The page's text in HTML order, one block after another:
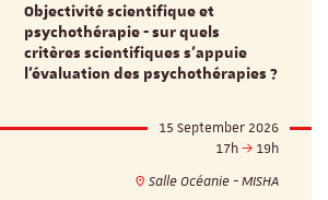
Objectivité scientifique et
psychothérapie - sur quels
critères scientifiques s'appuie
l'évaluation des psychothérapies ?
15 September 2026
17h
19h
Salle Océanie - MISHA